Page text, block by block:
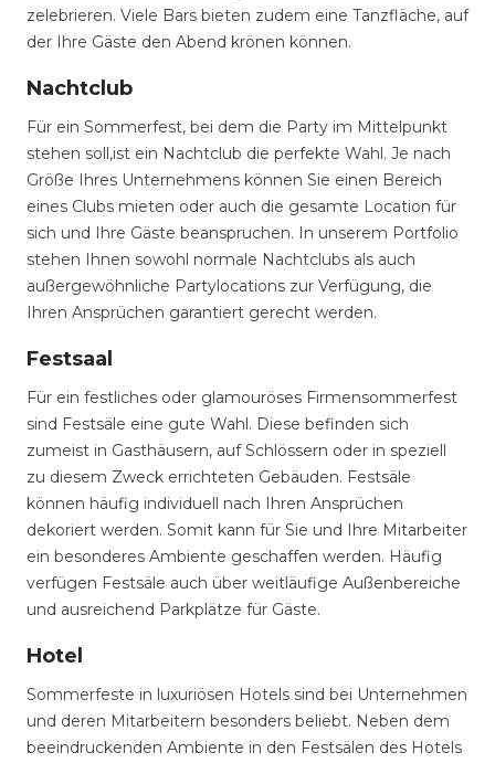
zelebrieren. Viele Bars bieten zudem eine Tanzfläche, auf
der Ihre Gäste den Abend krönen können.
Nachtclub
Für ein Sommerfest, bei dem die Party im Mittelpunkt
stehen soll,ist ein Nachtclub die perfekte Wahl. Je nach
Größe Ihres Unternehmens können Sie einen Bereich
eines Clubs mieten oder auch die gesamte Location für
sich und Ihre Gäste beanspruchen. In unserem Portfolio
stehen Ihnen sowohl normale Nachtclubs als auch
außergewöhnliche Partylocations zur Verfügung, die
Ihren Ansprüchen garantiert gerecht werden.
Festsaal
Für ein festliches oder glamouröses Firmensommerfest
sind Festsäle eine gute Wahl. Diese befinden sich
zumeist in Gasthäusern, auf Schlössern oder in speziell
zu diesem Zweck errichteten Gebäuden. Festsäle
können häufig individuell nach Ihren Ansprüchen
dekoriert werden. Somit kann für Sie und Ihre Mitarbeiter
ein besonderes Ambiente geschaffen werden. Häufig
verfügen Festsäle auch über weitläufige Außenbereiche
und ausreichend Parkplätze für Gäste.
Hotel
Sommerfeste in luxuriösen Hotels sind bei Unternehmen
und deren Mitarbeitern besonders beliebt. Neben dem
beeindruckenden Ambiente in den Festsälen des Hotels